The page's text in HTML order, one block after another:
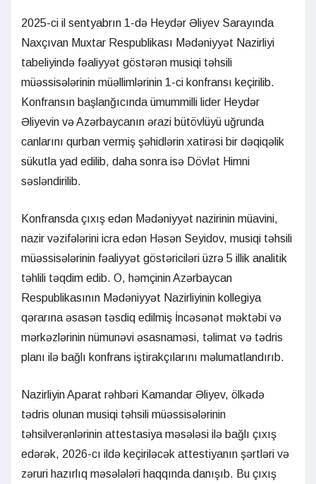
2025-ci il sentyabrın 1-də Heydər Əliyev Sarayında
Naxçıvan Muxtar Respublikası Mədəniyyət Nazirliyi
tabeliyində fəaliyyət göstərən musiqi təhsili
müəssisələrinin müəllimlərinin 1-ci konfransı keçirilib.
Konfransın başlanğıcında ümummilli lider Heydər
Əliyevin və Azərbaycanın ərazi bütövlüyü uğrunda
canlarını qurban vermiş şəhidlərin xatirəsi bir dəqiqəlik
sükutla yad edilib, daha sonra isə Dövlət Himni
səsləndirilib.
Konfransda çıxış edən Mədəniyyət nazirinin müavini,
nazir vəzifələrini icra edən Həsən Seyidov, musiqi təhsili
müəssisələrinin fəaliyyət göstəriciləri üzrə 5 illik analitik
təhlili təqdim edib. O, həmçinin Azərbaycan
Respublikasının Mədəniyyət Nazirliyinin kollegiya
qərarına əsasən təsdiq edilmiş İncəsənət məktəbi və
mərkəzlərinin nümunəvi əsasnaməsi, təlimat və tədris
planı ilə bağlı konfrans iştirakçılarını məlumatlandırıb.
Nazirliyin Aparat rəhbəri Kamandar Əliyev, ölkədə
tədris olunan musiqi təhsili müəssisələrinin
təhsilverənlərinin attestasiya məsələsi ilə bağlı çıxış
edərək, 2026-cı ildə keçiriləcək attestiyanın şərtləri və
zəruri hazırlıq məsələləri haqqında danışıb. Bu çıxış